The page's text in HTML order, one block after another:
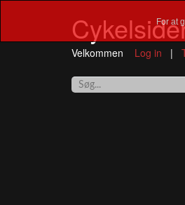
For at
Velkommen Log in |